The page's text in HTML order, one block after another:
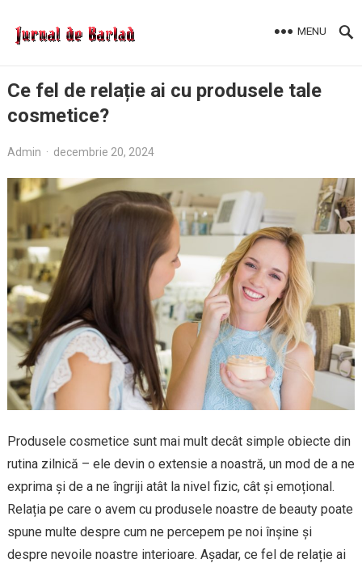
MENU
Ce fel de relație ai cu produsele tale
cosmetice?
Admin · decembrie 20, 2024
Produsele cosmetice sunt mai mult decât simple obiecte din
rutina zilnică – ele devin o extensie a noastră, un mod de a ne
exprima și de a ne îngriji atât la nivel fizic, cât și emoțional.
Relația pe care o avem cu produsele noastre de beauty poate
spune multe despre cum ne percepem pe noi înșine și
despre nevoile noastre interioare. Așadar, ce fel de relație ai